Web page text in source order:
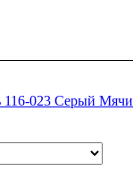
116-023 Серый Мячи